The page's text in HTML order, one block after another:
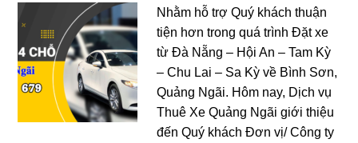
Nhằm hỗ trợ Quý khách thuận
tiện hơn trong quá trình Đặt xe
từ Đà Nẵng – Hội An – Tam Kỳ
– Chu Lai – Sa Kỳ về Bình Sơn,
Quảng Ngãi. Hôm nay, Dịch vụ
Thuê Xe Quảng Ngãi giới thiệu
đến Quý khách Đơn vị/ Công ty